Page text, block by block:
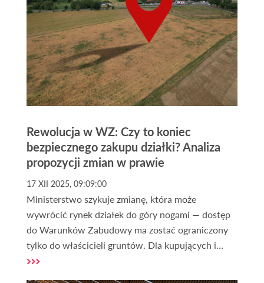
Rewolucja w WZ: Czy to koniec
bezpiecznego zakupu działki? Analiza
propozycji zmian w prawie
17 XII 2025, 09:09:00
Ministerstwo szykuje zmianę, która może
wywrócić rynek działek do góry nogami — dostęp
do Warunków Zabudowy ma zostać ograniczony
tylko do właścicieli gruntów. Dla kupujących i
inwestorów oznacza to nowe ryzyka, droższe